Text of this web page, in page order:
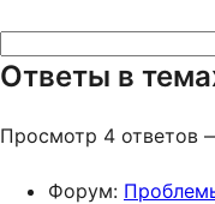
ответов:
Ответы в
Просмотр 4 ответов
Форум: